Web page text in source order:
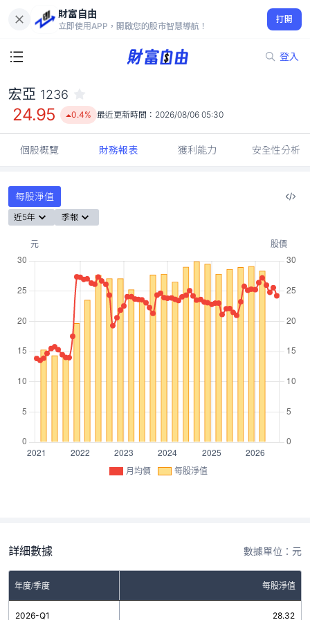
財富自由
立即使用APP，開啟您的股市智慧導航！
打開
登入
24.95
0.4%
宏亞 1236
24.95 0.4% 最近更新時間： 2026/08/06 05:30
個股概覽 財務報表 獲利能力 安全性分析
每股淨值
近5年 季報
月均價 每股淨值
詳細數據 數據單位：元
年度/季度 每股淨值
2026-Q1 28.32